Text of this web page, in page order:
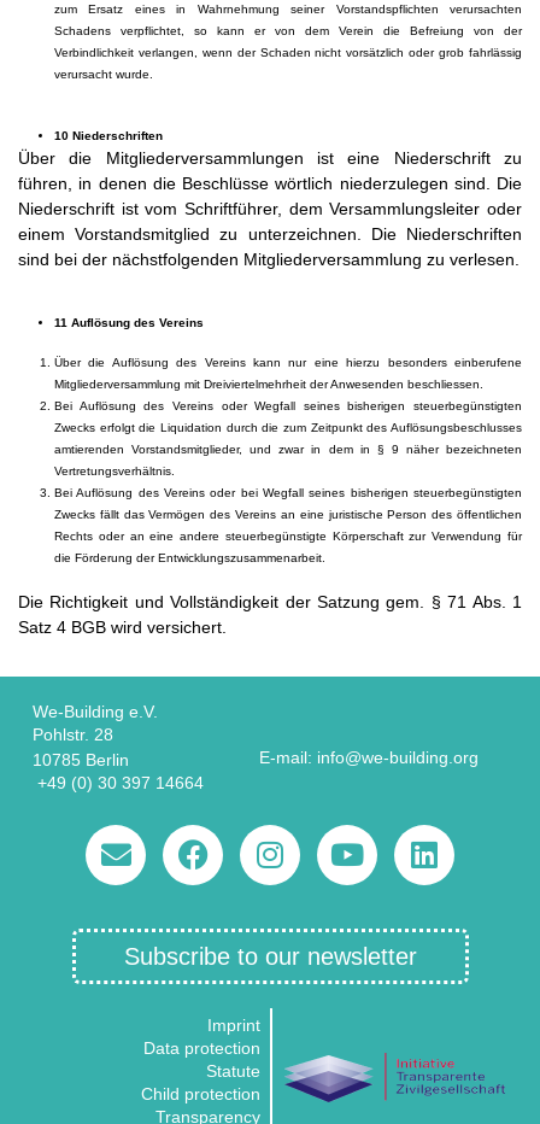
zum Ersatz eines in Wahrnehmung seiner Vorstandspflichten verursachten
Schadens verpflichtet, so kann er von dem Verein die Befreiung von der
Verbindlichkeit verlangen, wenn der Schaden nicht vorsätzlich oder grob fahrlässig
verursacht wurde.
10 Niederschriften
Über die Mitgliederversammlungen ist eine Niederschrift zu
führen, in denen die Beschlüsse wörtlich niederzulegen sind. Die
Niederschrift ist vom Schriftführer, dem Versammlungsleiter oder
einem Vorstandsmitglied zu unterzeichnen. Die Niederschriften
sind bei der nächstfolgenden Mitgliederversammlung zu verlesen.
11 Auflösung des Vereins
Über die Auflösung des Vereins kann nur eine hierzu besonders einberufene
Mitgliederversammlung mit Dreiviertelmehrheit der Anwesenden beschliessen.
Bei Auflösung des Vereins oder Wegfall seines bisherigen steuerbegünstigten
Zwecks erfolgt die Liquidation durch die zum Zeitpunkt des Auflösungsbeschlusses
amtierenden Vorstandsmitglieder, und zwar in dem in § 9 näher bezeichneten
Vertretungsverhältnis.
Bei Auflösung des Vereins oder bei Wegfall seines bisherigen steuerbegünstigten
Zwecks fällt das Vermögen des Vereins an eine juristische Person des öffentlichen
Rechts oder an eine andere steuerbegünstigte Körperschaft zur Verwendung für
die Förderung der Entwicklungszusammenarbeit.
Die Richtigkeit und Vollständigkeit der Satzung gem. § 71 Abs. 1
Satz 4 BGB wird versichert.
We-Building e.V.
Pohlstr. 28
10785 Berlin
+49 (0) 30 397 14664
E-mail: info@we-building.org
Subscribe to our newsletter
Imprint
Data protection
Statute
Child protection
Transparency